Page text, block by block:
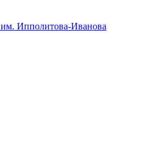
им. Ипполитова-Иванова